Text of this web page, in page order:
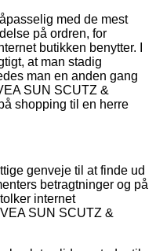
med de mest
på ordren, for
butikken benytter. I
at man stadig
man en anden gang
SUN SCUTZ &
shopping til en herre
genveje til at finde ud
betragtninger og på
internet
SUN SCUTZ &